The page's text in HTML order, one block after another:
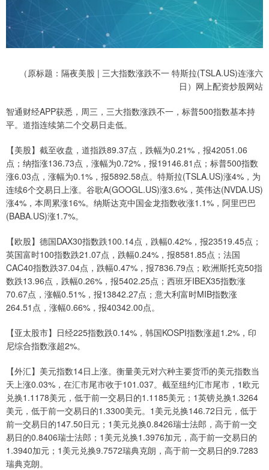
（原标题：隔夜美股 | 三大指数涨跌不一 特斯拉(TSLA.US)连涨六
日）网上配资炒股网站
智通财经APP获悉，周三，三大指数涨跌不一，标普500指数基本持
平。道指连续第二个交易日走低。
【美股】截至收盘，道指跌89.37点，跌幅为0.21%，报42051.06
点；纳指涨136.73点，涨幅为0.72%，报19146.81点；标普500指数
涨6.03点，涨幅为0.1%，报5892.58点。特斯拉(TSLA.US)涨4%，为
连续6个交易日上涨。谷歌A(GOOGL.US)涨3.6%，英伟达(NVDA.US)
涨4%，本周累涨16%。纳斯达克中国金龙指数收涨1.1%，阿里巴巴
(BABA.US)涨1.7%。
【欧股】德国DAX30指数跌100.14点，跌幅0.42%，报23519.45点；
英国富时100指数跌21.07点，跌幅0.24%，报8581.85点；法国
CAC40指数跌37.04点，跌幅0.47%，报7836.79点；欧洲斯托克50指
数跌13.96点，跌幅0.26%，报5402.25点；西班牙IBEX35指数涨
70.67点，涨幅0.51%，报13842.27点；意大利富时MIB指数涨
264.51点，涨幅0.66%，报40342.00点。
【亚太股市】日经225指数跌0.14%，韩国KOSPI指数涨超1.2%，印
尼综合指数涨超2%。
【外汇】美元指数14日上涨。衡量美元对六种主要货币的美元指数当
天上涨0.03%，在汇市尾市收于101.037。截至纽约汇市尾市，1欧元
兑换1.1178美元，低于前一交易日的1.1185美元；1英镑兑换1.3264
美元，低于前一交易日的1.3300美元。1美元兑换146.72日元，低于
前一交易日的147.50日元；1美元兑换0.8426瑞士法郎，高于前一交
易日的0.8406瑞士法郎；1美元兑换1.3976加元，高于前一交易日的
1.3940加元；1美元兑换9.7572瑞典克朗，高于前一交易日的9.7283
瑞典克朗。